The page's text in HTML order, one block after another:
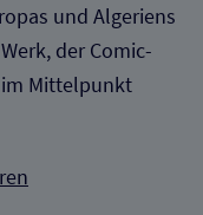
und Algeriens
der Comic-
im Mittelpunkt